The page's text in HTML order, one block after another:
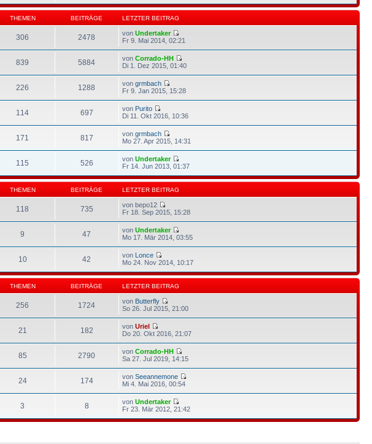
THEMEN BEITRÄGE LETZTER BEITRAG
306 2478 vonUndertaker
Fr 9. Mai 2014, 02:21
839 5884 vonCorrado-HH
Di 1. Dez 2015, 01:40
226 1288 vongrmbach
Fr 9. Jan 2015, 15:28
114 697 von Purito
Di 11. Okt 2016, 10:36
171 817 vongrmbach
Mo 27. Apr 2015, 14:31
115 526 vonUndertaker
Fr 14. Jun 2013, 01:37
THEMEN BEITRÄGE LETZTER BEITRAG
118 735
von bepo12
Fr 18. Sep 2015, 15:28
9 47 vonUndertaker
Mo 17. Mär 2014, 03:55
10 42 von Lonce
Mo 24. Nov 2014, 10:17
THEMEN BEITRÄGE LETZTER BEITRAG
256 1724 von Butterfly
So 26. Jul 2015, 21:00
21 182 vonUriel
Do 20. Okt 2016, 21:07
85 2790 vonCorrado-HH
Sa 27. Jul 2019, 14:15
24 174 vonSeeannemone
Mi 4. Mai 2016, 00:54
3 8 vonUndertaker
Fr 23. Mär 2012, 21:42